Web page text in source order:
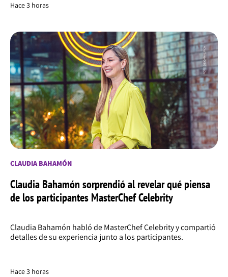
Hace 3 horas
CLAUDIA BAHAMÓN
Claudia Bahamón sorprendió al revelar qué piensa
de los participantes MasterChef Celebrity
Claudia Bahamón habló de MasterChef Celebrity y compartió
detalles de su experiencia junto a los participantes.
Hace 3 horas